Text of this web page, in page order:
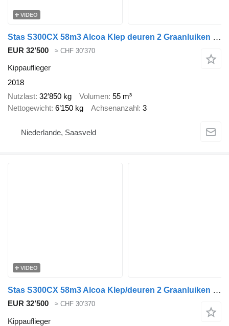
VIDEO
Stas S300CX 58m3 Alcoa Klep deuren 2 Graanluiken 09-2026
EUR 32’500 ≈ CHF 30’370
Kippauflieger
2018
Nutzlast 32’850 kg Volumen 55 m³
Nettogewicht 6’150 kg Achsenanzahl 3
Niederlande, Saasveld
VIDEO
Stas S300CX 58m3 Alcoa Klep/deuren 2 Graanluiken NL Trailer APK/TUV 1
EUR 32’500 ≈ CHF 30’370
Kippauflieger